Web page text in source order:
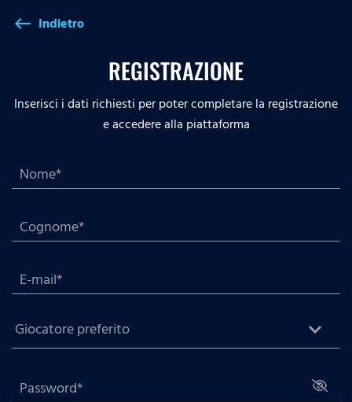
west Indietro
REGISTRAZIONE
Inserisci i dati richiesti per poter completare la registrazione
e accedere alla piattaforma